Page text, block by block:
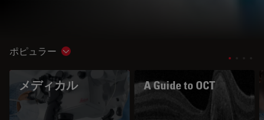
ポピュラー Show subnavigation
メディカル A Guide to OCT